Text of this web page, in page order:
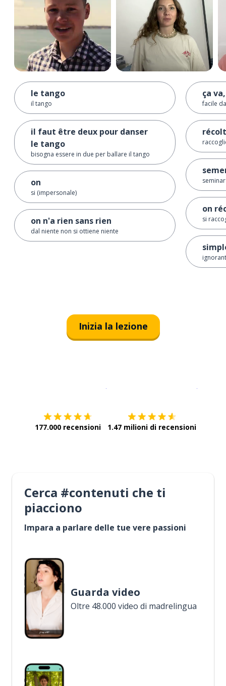
le tango
il tango
il faut être deux pour danser
le tango
bisogna essere in due per ballare il tango
on
si (impersonale)
on n'a rien sans rien
dal niente non si ottiene niente
ça
facile
on
si
Inizia la lezione
177.000 recensioni 1.47 milioni di recensioni
Cerca #contenuti che ti
piacciono
Impara a parlare delle tue vere passioni
Guarda video
Oltre 48.000 video di madrelingua